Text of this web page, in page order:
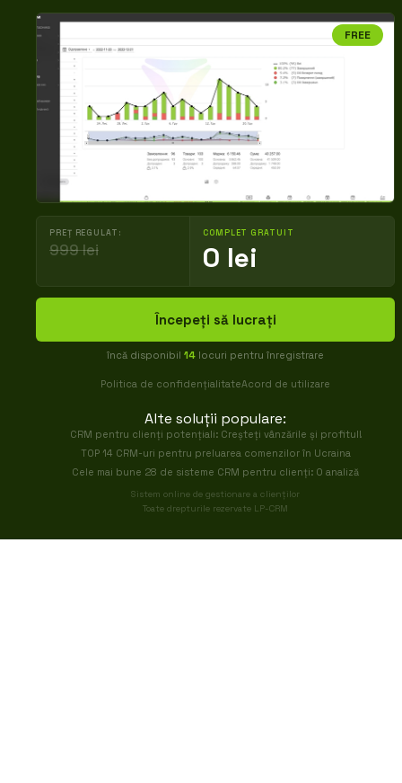
FREE
PREȚ REGULAT:
999 lei
COMPLET GRATUIT
0 lei
Începeți să lucrați
încă disponibil 14 locuri pentru înregistrare
Politica de confidențialitateAcord de utilizare
Alte soluții populare:
CRM pentru clienți potențiali: Creșteți vânzările și profitul!
TOP 14 CRM-uri pentru preluarea comenzilor în Ucraina
Cele mai bune 28 de sisteme CRM pentru clienți: O analiză
Sistem online de gestionare a clienților
Toate drepturile rezervate LP-CRM